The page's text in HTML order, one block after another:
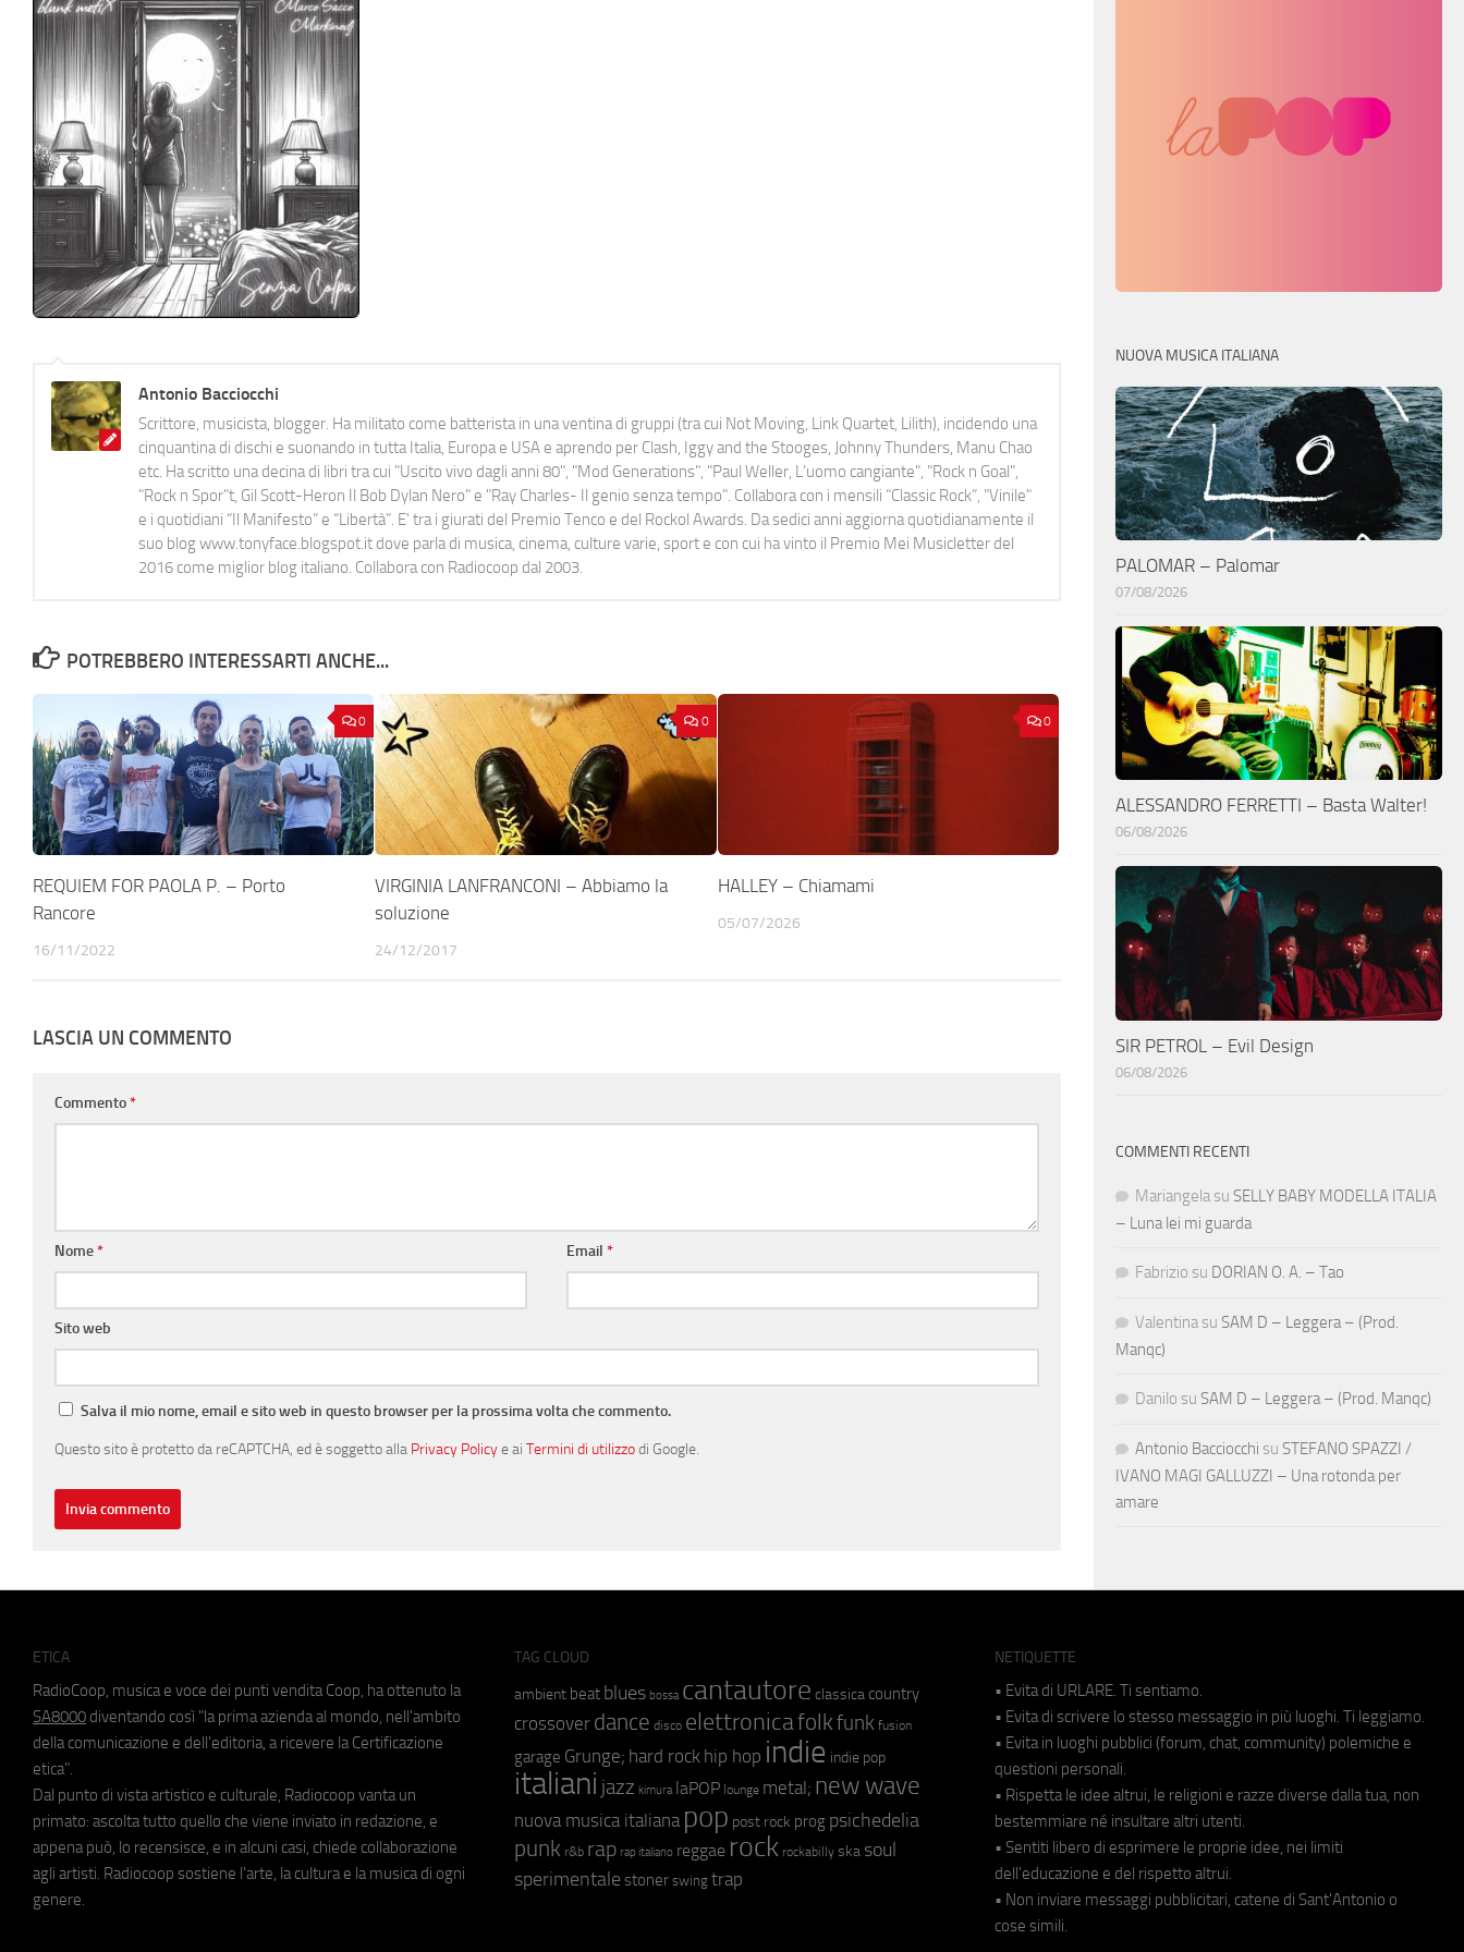
Antonio Bacciocchi
Scrittore, musicista, blogger. Ha militato come batterista in una ventina di gruppi (tra cui Not Moving, Link Quartet, Lilith), incidendo una
cinquantina di dischi e suonando in tutta Italia, Europa e USA e aprendo per Clash, Iggy and the Stooges, Johnny Thunders, Manu Chao
etc. Ha scritto una decina di libri tra cui "Uscito vivo dagli anni 80", "Mod Generations", "Paul Weller, L’uomo cangiante", "Rock n Goal",
"Rock n Spor"t, Gil Scott-Heron Il Bob Dylan Nero" e "Ray Charles- Il genio senza tempo". Collabora con i mensili “Classic Rock”, "Vinile"
e i quotidiani “Il Manifesto” e “Libertà”. E' tra i giurati del Premio Tenco e del Rockol Awards. Da sedici anni aggiorna quotidianamente il
suo blog www.tonyface.blogspot.it dove parla di musica, cinema, culture varie, sport e con cui ha vinto il Premio Mei Musicletter del
2016 come miglior blog italiano. Collabora con Radiocoop dal 2003.
POTREBBERO INTERESSARTI ANCHE...
0
REQUIEM FOR PAOLA P. – Porto
Rancore
16/11/2022
0
VIRGINIA LANFRANCONI – Abbiamo la
soluzione
24/12/2017
0
HALLEY – Chiamami
05/07/2026
LASCIA UN COMMENTO
Commento*
Nome* Email*
Sito web
Salva il mio nome, email e sito web in questo browser per la prossima volta che commento.
Questo sito è protetto da reCAPTCHA, ed è soggetto alla Privacy Policye ai Termini di utilizzodi Google.
NUOVA MUSICA ITALIANA
PALOMAR – Palomar
07/08/2026
ALESSANDRO FERRETTI – Basta Walter!
06/08/2026
SIR PETROL – Evil Design
06/08/2026
COMMENTI RECENTI
Mariangela su SELLY BABY MODELLA ITALIA
– Luna lei mi guarda
Fabrizio su DORIAN O. A. – Tao
Valentina su SAM D – Leggera – (Prod.
Manqc)
Danilo su SAM D – Leggera – (Prod. Manqc)
Antonio Bacciocchi su STEFANO SPAZZI /
IVANO MAGI GALLUZZI – Una rotonda per
amare
ETICA
RadioCoop, musica e voce dei punti vendita Coop, ha ottenuto la
SA8000 diventando così "la prima azienda al mondo, nell'ambito
della comunicazione e dell'editoria, a ricevere la Certificazione
etica".
Dal punto di vista artistico e culturale, Radiocoop vanta un
primato: ascolta tutto quello che viene inviato in redazione, e
appena può, lo recensisce, e in alcuni casi, chiede collaborazione
agli artisti. Radiocoop sostiene l'arte, la cultura e la musica di ogni
genere.
TAG CLOUD
ambient beat blues bossa cantautore classica country
crossover dance disco elettronicafolkfunk fusion
garage Grunge; hard rock hip hop indie indie pop
italiani jazz kimura laPOP lounge metal; new wave
nuova musica italiana pop post rock prog psichedelia
punk r&b rap rap italiano reggae rock rockabilly ska soul
sperimentale stoner swing trap
NETIQUETTE
• Evita di URLARE. Ti sentiamo.
• Evita di scrivere lo stesso messaggio in più luoghi. Ti leggiamo.
• Evita in luoghi pubblici (forum, chat, community) polemiche e
questioni personali.
• Rispetta le idee altrui, le religioni e razze diverse dalla tua, non
bestemmiare né insultare altri utenti.
• Sentiti libero di esprimere le proprie idee, nei limiti
dell'educazione e del rispetto altrui.
• Non inviare messaggi pubblicitari, catene di Sant'Antonio o
cose simili.